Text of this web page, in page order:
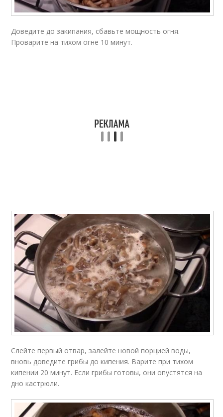
Доведите до закипания, сбавьте мощность огня.
Проварите на тихом огне 10 минут.
Слейте первый отвар, залейте новой порцией воды,
вновь доведите грибы до кипения. Варите при тихом
кипении 20 минут. Если грибы готовы, они опустятся на
дно кастрюли.